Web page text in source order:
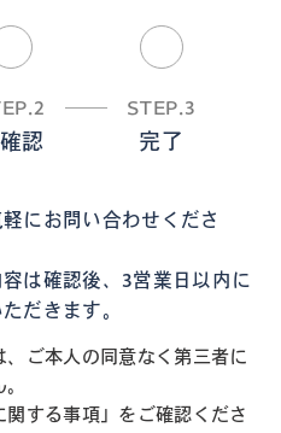
認
STEP.3
完了
にお問い合わせくださ
は確認後、3営業日以内に
だきます。
ご本人の同意なく第三者に
する事項」をご確認くださ